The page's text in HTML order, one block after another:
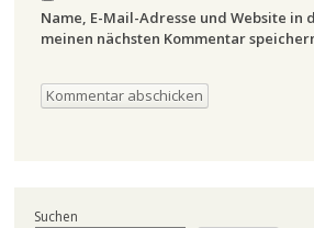
Name, E-Mail-Adresse und Website in
meinen nächsten Kommentar
Suchen